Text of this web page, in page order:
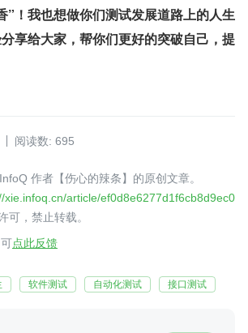
”！我也想做你们测试发展道路上的人生
享给大家，帮你们更好的突破自己，提
阅读数: 695
作者【伤心的辣条】的原创文章。
xie.infoq.cn/article/ef0d8e6277d1f6cb8d9ec0
可，禁止转载。
点此反馈
软件测试 自动化测试 接口测试